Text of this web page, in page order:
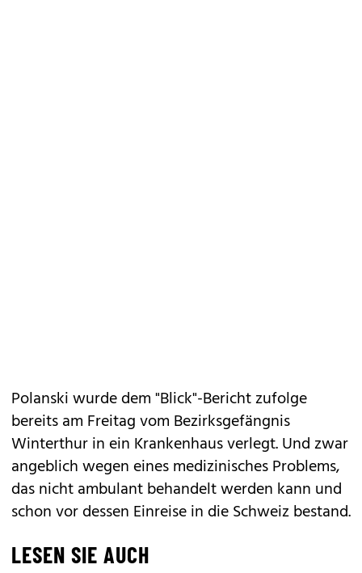
Polanskiwurde dem "Blick"-Bericht zufolge
bereits am Freitag vom Bezirksgefängnis
Winterthur in ein Krankenhaus verlegt. Und zwar
angeblich wegen eines medizinisches Problems,
das nicht ambulant behandelt werden kann und
schon vor dessen Einreise in die Schweiz bestand.
LESEN SIE AUCH